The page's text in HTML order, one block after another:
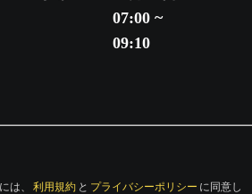
07:00 ~
09:10
は、 利用規約 と プライバシーポリシー に同意し